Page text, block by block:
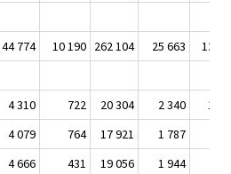
44 774 10 190 262 104 25 663 12
4 310 722 20 304 2 340
1
4 079 764 17 921 1 787
4 666 431 19 056 1 944